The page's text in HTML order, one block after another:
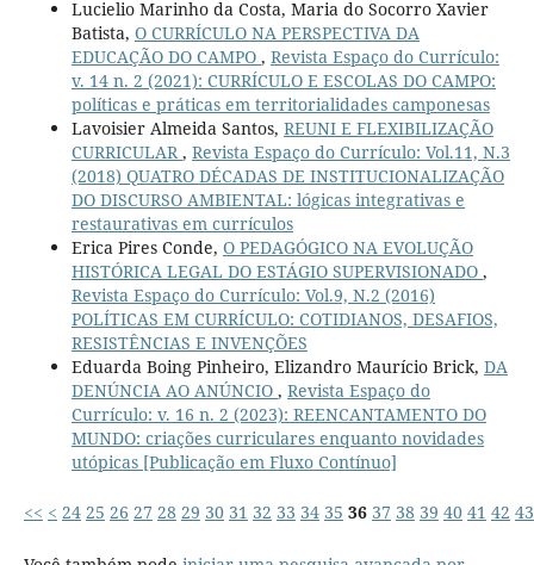
Lucielio Marinho da Costa, Maria do Socorro Xavier
Batista, O CURRÍCULO NA PERSPECTIVA DA
EDUCAÇÃO DO CAMPO , Revista Espaço do Currículo:
v. 14 n. 2 (2021): CURRÍCULO E ESCOLAS DO CAMPO:
políticas e práticas em territorialidades camponesas
Lavoisier Almeida Santos, REUNI E FLEXIBILIZAÇÃO
CURRICULAR , Revista Espaço do Currículo: Vol.11, N.3
(2018) QUATRO DÉCADAS DE INSTITUCIONALIZAÇÃO
DO DISCURSO AMBIENTAL: lógicas integrativas e
restaurativas em currículos
Erica Pires Conde, O PEDAGÓGICO NA EVOLUÇÃO
HISTÓRICA LEGAL DO ESTÁGIO SUPERVISIONADO ,
Revista Espaço do Currículo: Vol.9, N.2 (2016)
POLÍTICAS EM CURRÍCULO: COTIDIANOS, DESAFIOS,
RESISTÊNCIAS E INVENÇÕES
Eduarda Boing Pinheiro, Elizandro Maurício Brick, DA
DENÚNCIA AO ANÚNCIO , Revista Espaço do
Currículo: v. 16 n. 2 (2023): REENCANTAMENTO DO
MUNDO: criações curriculares enquanto novidades
utópicas [Publicação em Fluxo Contínuo]
<< < 24 25 26 27 28 29 30 31 32 33 34 35 36 37 38 39 40 41 42 43